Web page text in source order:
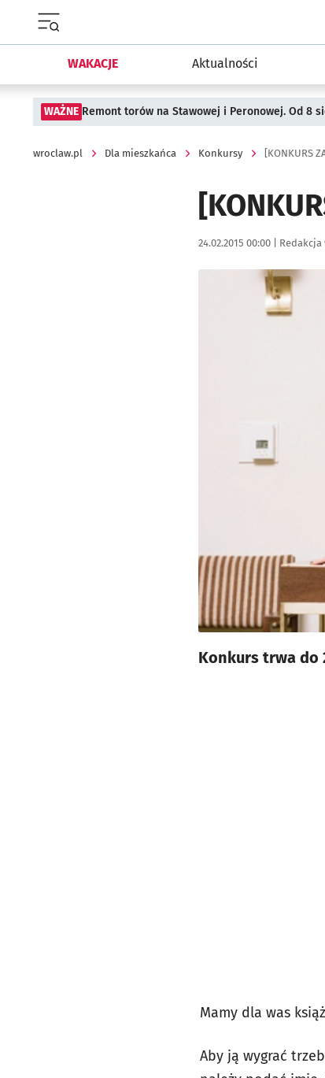
WAKACJE Aktualności
WAŻNE Remont torów na Stawowej i Peronowej. Od 8
wroclaw.pl Dla mieszkańca Konkursy [KONKURS
Data publikacji:
24.02.2015 00:00 | Autor:
Kliknij, aby powiększyć
Konkurs trwa do
Mamy dla was
Aby ją wygrać